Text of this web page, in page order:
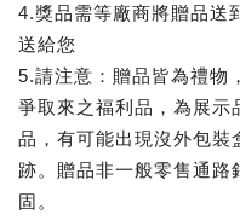
4.獎品需等廠商將贈品送
送給您
5.請注意：贈品皆為禮物
爭取來之福利品，為展示
品，有可能出現沒外包裝
跡。贈品非一般零售通路
固。